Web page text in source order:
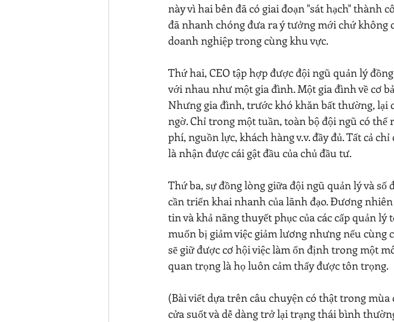
này vì hai bên đã có giai đoạn "sát hạch" thành
đã nhanh chóng đưa ra ý tưởng mới chứ không
doanh nghiệp trong cùng khu vực.
Thứ hai, CEO tập hợp được đội ngũ quản lý
với nhau như một gia đình. Một gia đình về cơ
Nhưng gia đình, trước khó khăn bất thường, lại
ngờ. Chỉ trong một tuần, toàn bộ đội ngũ có thể
phí, nguồn lực, khách hàng v.v. đầy đủ. Tất cả
là nhận được cái gật đầu của chủ đầu tư.
Thứ ba, sự đồng lòng giữa đội ngũ quản lý và
cần triển khai nhanh của lãnh đạo. Đương
tin và khả năng thuyết phục của các cấp quản
muốn bị giảm việc giảm lương nhưng nếu cùng
sẽ giữ được cơ hội việc làm ổn định trong một
quan trọng là họ luôn cảm thấy được tôn trọng.
(Bài viết dựa trên câu chuyện có thật trong
cửa suốt và dễ dàng trở lại trạng thái bình